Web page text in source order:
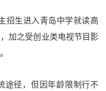
招生进入青岛中学就读高
加之受创业类电视节目影
途径，但因年龄限制行不